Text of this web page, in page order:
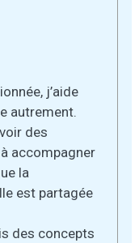
j’aide
autrement.
des
accompagner
la
est partagée
des concepts